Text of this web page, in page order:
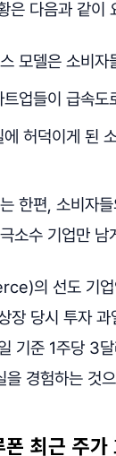
은 다음과 같이
모델은 소비
업들이 급속도
허덕이게 된
한편, 소비자
소수 기업만 남
의 선도 기
장 당시 투자
기준 1주당 3
경험하는 것